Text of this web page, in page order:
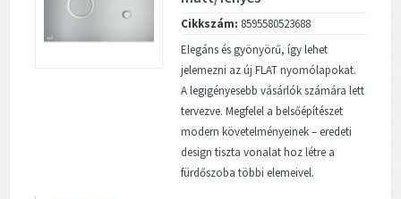
Cikkszám: 8595580523688
Elegáns és gyönyörű, így lehet
jelemezni az új FLAT nyomólapokat.
A legigényesebb vásárlók számára lett
tervezve. Megfelel a belsőépítészet
modern követelményeinek – eredeti
design tiszta vonalat hoz létre a
fürdőszoba többi elemeivel.